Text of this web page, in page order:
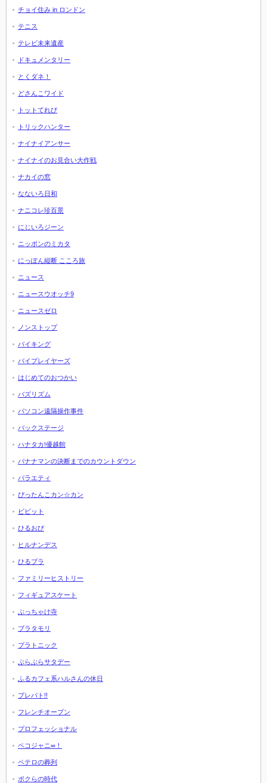
チョイ住み in ロンドン
テニス
テレビ未来遺産
ドキュメンタリー
とくダネ！
どさんこワイド
トットてれび
トリックハンター
ナイナイアンサー
ナイナイのお見合い大作戦
ナカイの窓
なないろ日和
ナニコレ珍百景
にじいろジーン
ニッポンのミカタ
にっぽん縦断 こころ旅
ニュース
ニュースウオッチ9
ニュースゼロ
ノンストップ
バイキング
バイプレイヤーズ
はじめてのおつかい
バズリズム
パソコン遠隔操作事件
バックステージ
ハナタカ!優越館
バナナマンの決断までのカウントダウン
バラエティ
ぴったんこカン☆カン
ビビット
ひるおび
ヒルナンデス
ひるブラ
ファミリーヒストリー
フィギュアスケート
ぶっちゃけ寺
ブラタモリ
プラトニック
ぶらぶらサタデー
ふるカフェ系ハルさんの休日
プレバト!!
フレンチオープン
プロフェッショナル
ペコジャニ∞！
ペテロの葬列
ボクらの時代